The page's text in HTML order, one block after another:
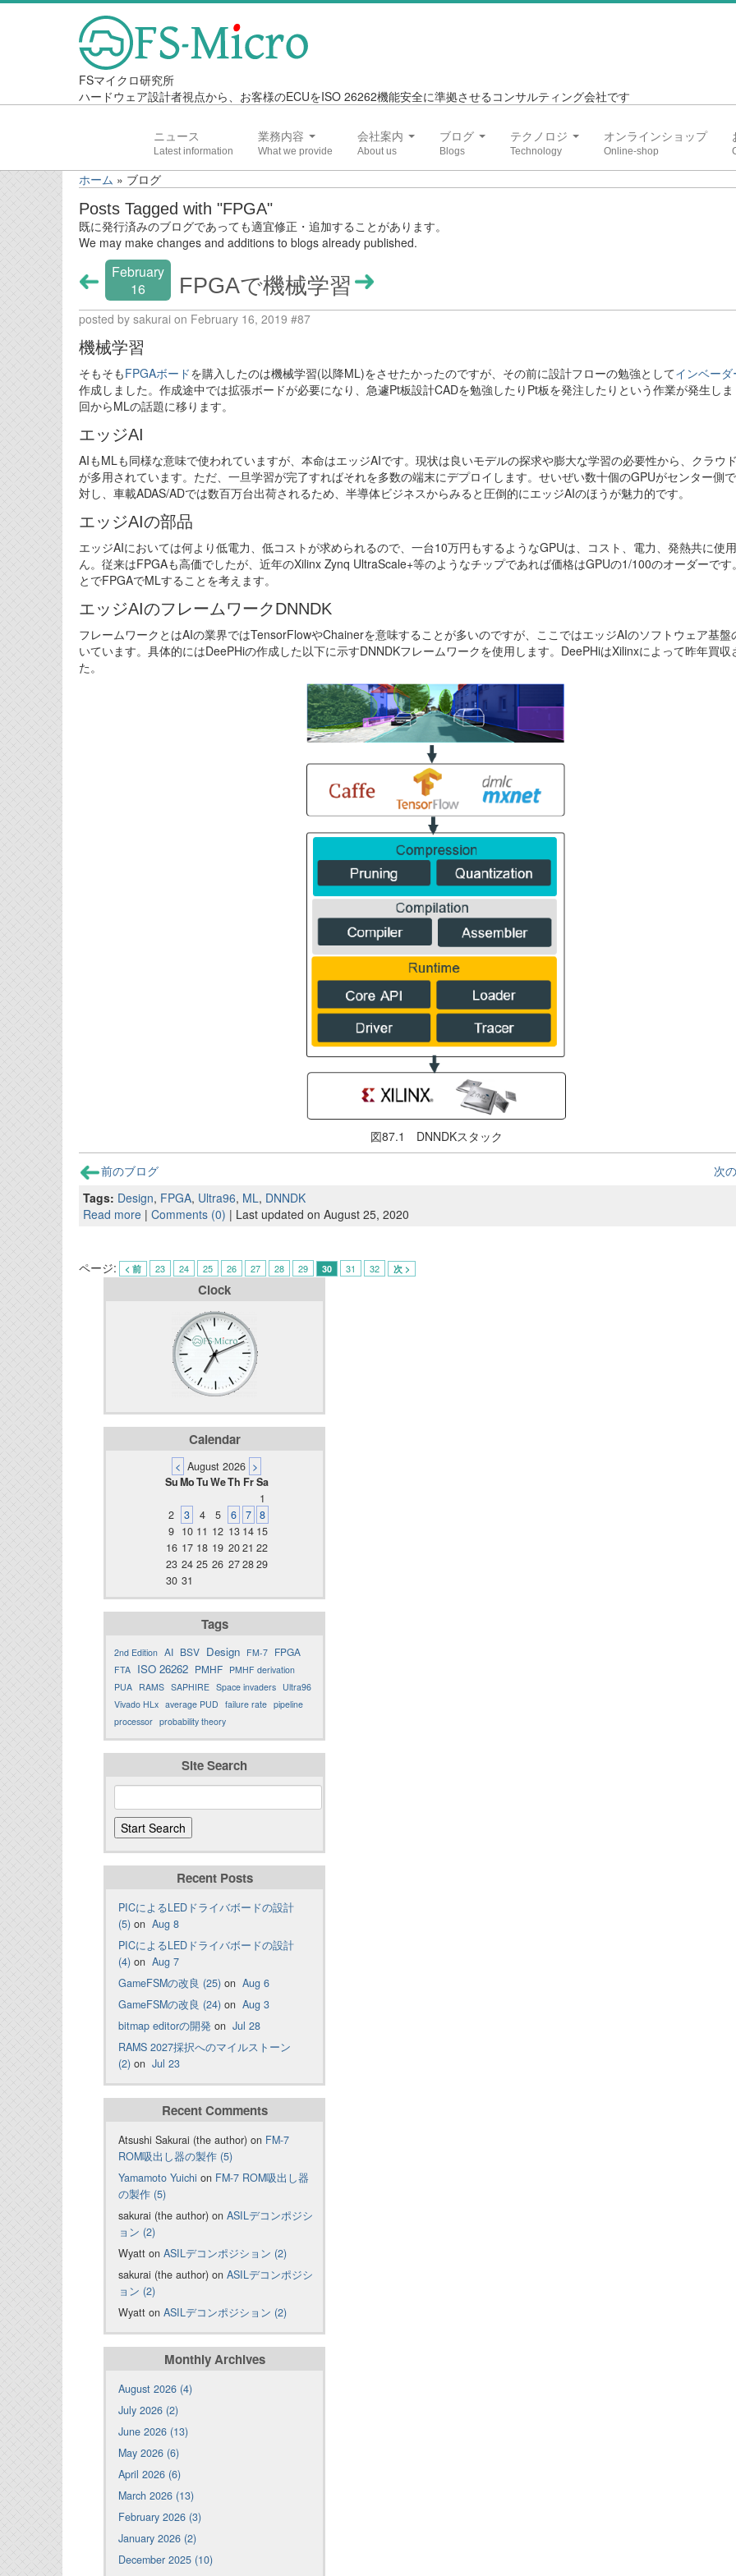
FSマイクロ研究所
ハードウェア設計者視点から、お客様のECUをISO 26262機能安全に準拠させるコンサルティング会社です
ニュース 業務内容 会社案内 ブログ テクノロジ オンラインショップ
ホーム » ブログ
Posts Tagged with "FPGA"
既に発行済みのブログであっても適宜修正・追加することがあります。
We may make changes and additions to blogs already published.
February
16
FPGAで機械学習
posted by sakurai on February 16, 2019 #87
機械学習
そもそもFPGAボードを購入したのは機械学習(以降ML)をさせたかったのですが、その前に設計フローの勉強としてインベー
作成しました。作成途中では拡張ボードが必要になり、急遽Pt板設計CADを勉強したりPt板を発注したりという作業が発生し
回からMLの話題に移ります。
エッジAI
AIもMLも同様な意味で使われていますが、本命はエッジAIです。現状は良いモデルの探求や膨大な学習の必要性から、クラウ
が多用されています。ただ、一旦学習が完了すればそれを多数の端末にデプロイします。せいぜい数十個のGPUがセンター側
対し、車載ADAS/ADでは数百万台出荷されるため、半導体ビジネスからみると圧倒的にエッジAIのほうが魅力的です。
エッジAIの部品
エッジAIにおいては何より低電力、低コストが求められるので、一台10万円もするようなGPUは、コスト、電力、発熱共に使
ん。従来はFPGAも高価でしたが、近年のXilinx Zynq UltraScale+等のようなチップであれば価格はGPUの1/100のオーダーです
とでFPGAでMLすることを考えます。
エッジAIのフレームワークDNNDK
フレームワークとはAIの業界ではTensorFlowやChainerを意味することが多いのですが、ここではエッジAIのソフトウェア基盤
いています。具体的にはDeePHiの作成した以下に示すDNNDKフレームワークを使用します。DeePHiはXilinxによって昨年買収
た。
図87.1 DNNDKスタック
前のブログ
次
Tags: Design, FPGA, Ultra96, ML, DNNDK
Read more | Comments (0) | Last updated on August 25, 2020
ページ: < 前 23 24 25 26 27 28 29 30 31 32 次 >
Clock
Calendar
< August 2026 >
SuMoTuWeTh FrSa
1
2
3 4 5 6 7 8
9 10 11 12 13 14 15
16 17 18 19 2021 22
23 24 25 26 272829
30 31
Tags
2nd Edition AI BSV Design FM-7 FPGA
FTA ISO 26262 PMHF PMHF derivation
PUA RAMS SAPHIRE Space invaders Ultra96
Vivado HLx average PUD failure rate pipeline
processor probability theory
Site Search
Recent Posts
PICによるLEDドライバボードの設計
(5) on Aug 8
PICによるLEDドライバボードの設計
(4) on Aug 7
GameFSMの改良 (25) on Aug 6
GameFSMの改良 (24) on Aug 3
bitmap editorの開発 on Jul 28
RAMS 2027採択へのマイルストーン
(2) on Jul 23
Recent Comments
Atsushi Sakurai (the author) on FM-7
ROM吸出し器の製作 (5)
Yamamoto Yuichi on FM-7 ROM吸出し器
の製作 (5)
sakurai (the author) on ASILデコンポジシ
ョン (2)
Wyatt on ASILデコンポジション (2)
sakurai (the author) on ASILデコンポジシ
ョン (2)
Wyatt on ASILデコンポジション (2)
Monthly Archives
August 2026 (4)
July 2026 (2)
June 2026 (13)
May 2026 (6)
April 2026 (6)
March 2026 (13)
February 2026 (3)
January 2026 (2)
December 2025 (10)